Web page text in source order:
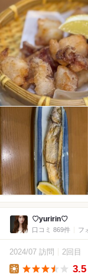
♡yuririn♡
口コミ 869件 フ
2024/07 訪問 2回目
3.5